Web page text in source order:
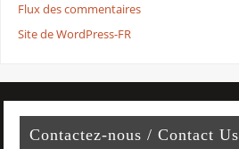
Flux des commentaires
Site de WordPress-FR
Contactez-nous / Contact Us